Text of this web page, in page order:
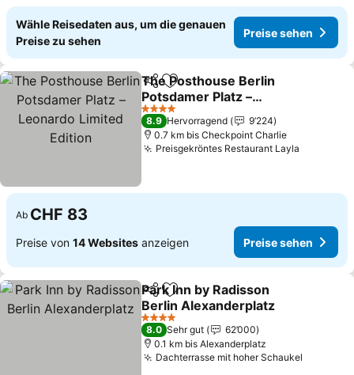
Wähle Reisedaten aus, um die genauen
Preise zu sehen
Preise sehen
TeilenZu Favoriten hinzufügen
The Posthouse Berlin
Potsdamer Platz –
Leonardo Limited Edition
Preise sehen
4 Sterne
8.9 Hervorragend
9’224
0.7 km bis Checkpoint Charlie
Preisgekröntes Restaurant Layla
Ab CHF 83
Preise von 14 Websites anzeigen Preise sehen
TeilenZu Favoriten hinzufügen
Park Inn by Radisson
Berlin Alexanderplatz
Preise sehen
4 Sterne
8.0 Sehr gut
62’000
0.1 km bis Alexanderplatz
Dachterrasse mit hoher Schaukel